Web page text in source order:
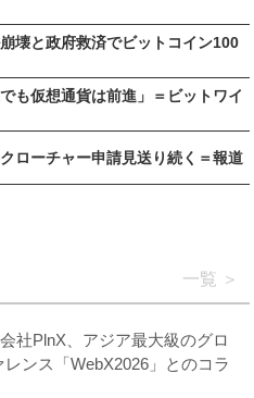
壊と政府救済でビットコイン100
も仮想通貨は前進」＝ビットワイ
ローチャー申請見送り続く＝報道
一覧
社PlnX、アジア最大級のグロ
ンス「WebX2026」とのコラ